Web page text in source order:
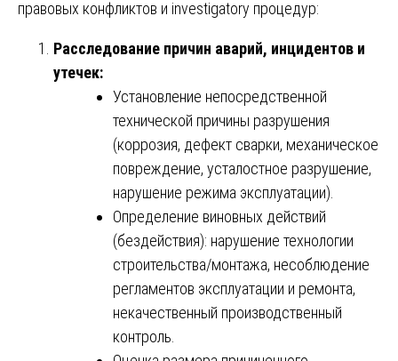
правовых конфликтов и investigatory процедур:
Расследование причин аварий, инцидентов и
утечек:
Установление непосредственной
технической причины разрушения
(коррозия, дефект сварки, механическое
повреждение, усталостное разрушение,
нарушение режима эксплуатации).
Определение виновных действий
(бездействия): нарушение технологии
строительства/монтажа, несоблюдение
регламентов эксплуатации и ремонта,
некачественный производственный
контроль.